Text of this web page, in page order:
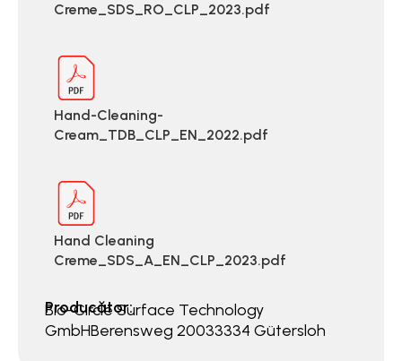
Creme_SDS_RO_CLP_2023.pdf
Hand-Cleaning-
Cream_TDB_CLP_EN_2022.pdf
Hand Cleaning
Creme_SDS_A_EN_CLP_2023.pdf
Producător:
Bio-Circle Surface Technology
GmbHBerensweg 20033334 Gütersloh